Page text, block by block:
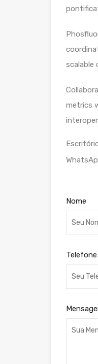
scalable
metrics
Nome
Telefone